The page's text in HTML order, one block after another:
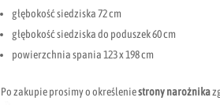
głębokość siedziska 72 cm
głębokość siedziska do poduszek 60 cm
powierzchnia spania 123 x 198 cm
Po zakupie prosimy o określeniestrony narożnika